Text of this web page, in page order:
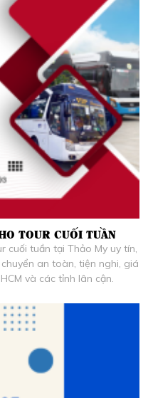
TOUR CUỐI TUẦN
cuối tuần tại Thảo My uy tín,
an toàn, tiện nghi, giá
và các tỉnh lân cận.